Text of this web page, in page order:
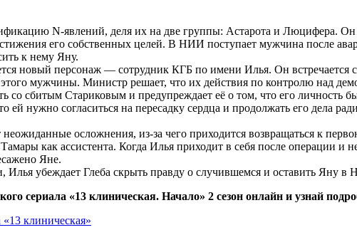
N-явлений, деля их на две группы: Астарота и Люцифера.
его собственных целей. В НИИ поступает мужчина после
к нему Яну.
новый персонаж — сотрудник КГБ по имени Илья. Он встречается
этого мужчины. Министр решает, что их действия по контролю над
со сбитым Стариковым и предупреждает её о том, что его личность
ей нужно согласиться на пересадку сердца и продолжать его дела
осложнения, из-за чего приходится возвращаться к
как ассистента. Когда Илья приходит в себя после операции и
Яне.
Илья убеждает Глеба скрыть правду о случившемся и оставить Яну
сериала «13 клиническая. Начало» 2 сезон онлайн и узнай
«13 клиническая»